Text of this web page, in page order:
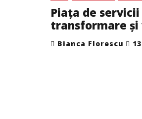
Piața de
transformare
Bianca Florescu